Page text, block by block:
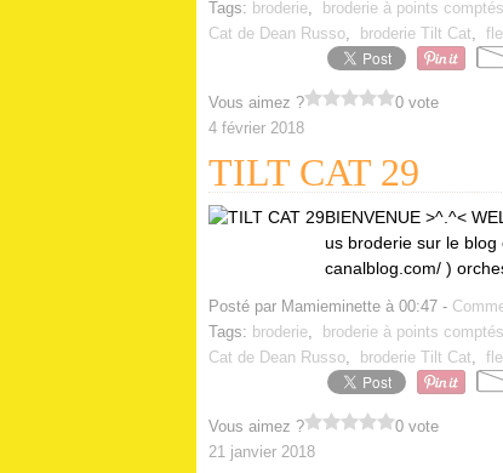
Tags: broderie, broderie à points comptés
Cat de Dean Russo, broderie Tilt Cat,
Vous aimez ?
0 vote
4 février 2018
TILT CAT 29
BIENVENUE >^.^<
us broderie sur le blog
canalblog.com/ )
Posté par Mamieminette à 00:47 -
Tags: broderie, broderie à points comptés
Cat de Dean Russo, broderie Tilt Cat,
Vous aimez ?
0 vote
21 janvier 2018